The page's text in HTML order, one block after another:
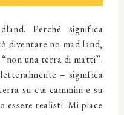
Perché significa
diventare no mad land,
una terra di matti”.
– significa
su cui cammini e su
essere realisti. Mi piace